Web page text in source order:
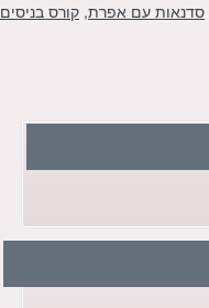
סדנאות עם אפרת, קורס בניסים